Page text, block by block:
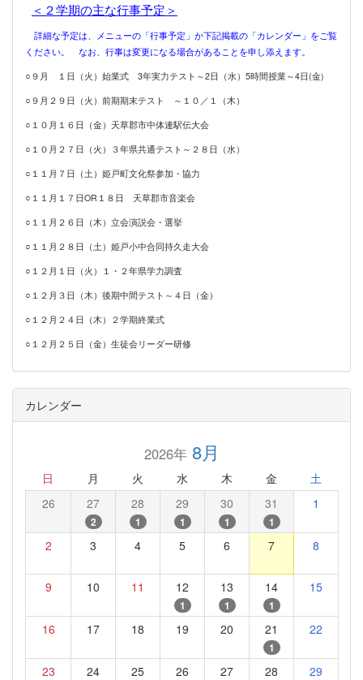
＜２学期の主な行事予定＞
詳細な予定は、メニューの「行事予定」か下記掲載の「カレンダー」をご覧
ください。 なお、行事は変更になる場合があることを申し添えます。
○９月 １日（火）始業式 3年実力テスト～2日（水）5時間授業～4日(金)
○９月２９日（火）前期期末テスト ～１０／１（木）
○１０月１６日（金）天草郡市中体連駅伝大会
○１０月２７日（火）３年県共通テスト～２８日（水）
○１１月７日（土）姫戸町文化祭参加・協力
○１１月１７日OR１８日 天草郡市音楽会
○１１月２６日（木）立会演説会・選挙
○１１月２８日（土）姫戸小中合同持久走大会
○１２月１日（火）１・２年県学力調査
○１２月３日（木）後期中間テスト～４日（金）
○１２月２４日（木）２学期終業式
○１２月２５日（金）生徒会リーダー研修
カレンダー
2026年8月
日 月 火 水 木 金 土
26 27
2
28
1
29
1
30
1
31
1
1
2 3 4 5 6 7 8
9 10 11 12
1
13
1
14
1
15
16 17 18 19 20 21
1
22
23 24 25 26 27 28 29